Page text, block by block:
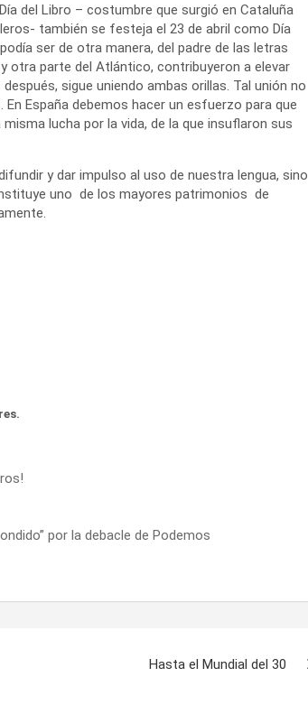
del Libro – costumbre que surgió en Cataluña
también se festeja el 23 de abril como Día
ser de otra manera, del padre de las letras
otra parte del Atlántico, contribuyeron a elevar
sigue uniendo ambas orillas. Tal unión no
España debemos hacer un esfuerzo para que
lucha por la vida, de la que insuflaron sus
y dar impulso al uso de nuestra lengua, sino
uno de los mayores patrimonios de
por la debacle de Podemos
Hasta el Mundial del 30